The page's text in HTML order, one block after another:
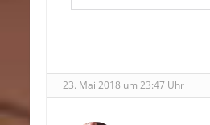
23. Mai 2018 um 23:47 Uhr